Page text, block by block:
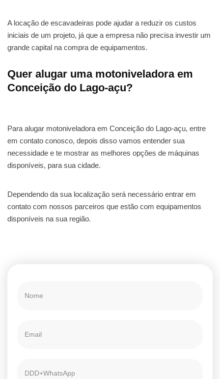
A locação de escavadeiras pode ajudar a reduzir os custos
iniciais de um projeto, já que a empresa não precisa investir um
grande capital na compra de equipamentos.
Quer alugar uma motoniveladora em
Conceição do Lago-açu?
Para alugar motoniveladora em Conceição do Lago-açu, entre
em contato conosco, depois disso vamos entender sua
necessidade e te mostrar as melhores opções de máquinas
disponíveis, para sua cidade.
Dependendo da sua localização será necessário entrar em
contato com nossos parceiros que estão com equipamentos
disponíveis na sua região.